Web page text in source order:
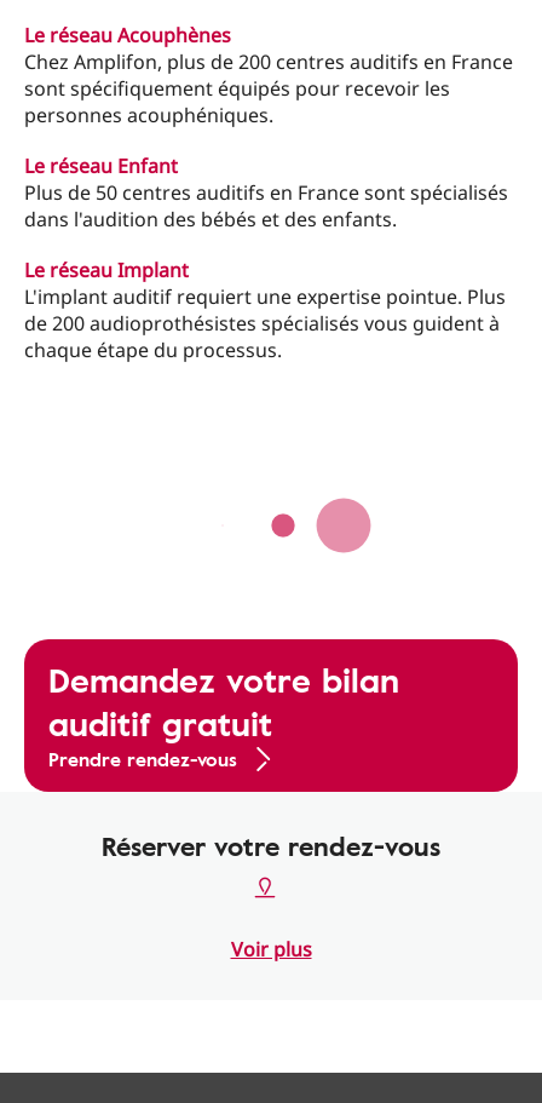
Le réseau Acouphènes
Chez Amplifon, plus de 200 centres auditifs en France
sont spécifiquement équipés pour recevoir les
personnes acouphéniques.
Le réseau Enfant
Plus de 50 centres auditifs en France sont spécialisés
dans l'audition des bébés et des enfants.
Le réseau Implant
L'implant auditif requiert une expertise pointue. Plus
de 200 audioprothésistes spécialisés vous guident à
chaque étape du processus.
Demandez votre bilan
auditif gratuit
Prendre rendez-vous
Réserver votre rendez-vous
Voir plus